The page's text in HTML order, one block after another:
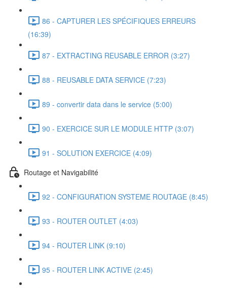
86 - CAPTURER LES SPÉCIFIQUES ERREURS
(16:39)
87 - EXTRACTING REUSABLE ERROR (3:27)
88 - REUSABLE DATA SERVICE (7:23)
89 - convertir data dans le service (5:00)
90 - EXERCICE SUR LE MODULE HTTP (3:07)
91 - SOLUTION EXERCICE (4:09)
Routage et Navigabilité
92 - CONFIGURATION SYSTEME ROUTAGE (8:45)
93 - ROUTER OUTLET (4:03)
94 - ROUTER LINK (9:10)
95 - ROUTER LINK ACTIVE (2:45)